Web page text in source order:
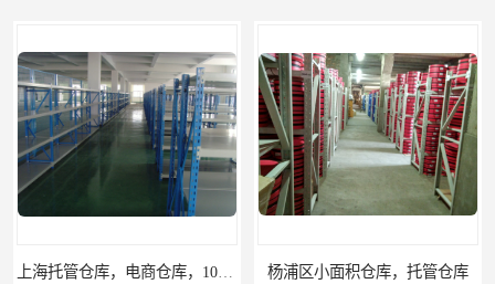
杨浦区小面积仓库，托管仓库